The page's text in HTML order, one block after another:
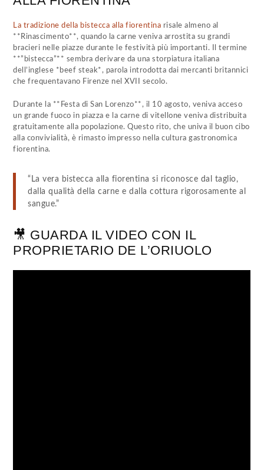
La tradizione della bistecca alla fiorentina risale almeno al
**Rinascimento**, quando la carne veniva arrostita su grandi
bracieri nelle piazze durante le festività più importanti. Il termine
**”bistecca”** sembra derivare da una storpiatura italiana
dell’inglese *beef steak*, parola introdotta dai mercanti britannici
che frequentavano Firenze nel XVII secolo.
Durante la **Festa di San Lorenzo**, il 10 agosto, veniva acceso
un grande fuoco in piazza e la carne di vitellone veniva distribuita
gratuitamente alla popolazione. Questo rito, che univa il buon cibo
alla convivialità, è rimasto impresso nella cultura gastronomica
fiorentina.
“La vera bistecca alla fiorentina si riconosce dal taglio,
dalla qualità della carne e dalla cottura rigorosamente al
sangue.”
🎥 GUARDA IL VIDEO CON IL
PROPRIETARIO DE L’ORIUOLO